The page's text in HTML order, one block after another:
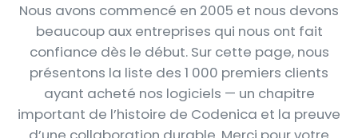
Nous avons commencé en 2005 et nous devons
beaucoup aux entreprises qui nous ont fait
confiance dès le début. Sur cette page, nous
présentons la liste des 1 000 premiers clients
ayant acheté nos logiciels — un chapitre
important de l’histoire de Codenica et la preuve